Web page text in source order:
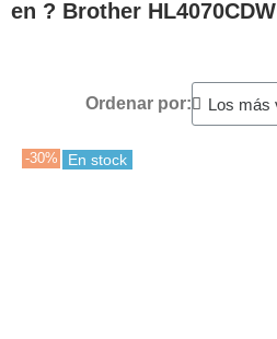
en ?️ Brother HL4070CDW
Ordenar por:
-30% En stock